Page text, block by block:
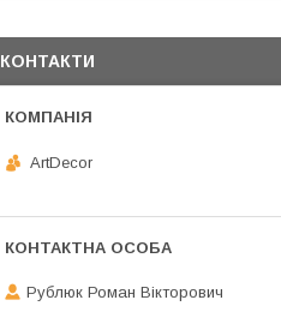
КОНТАКТИ
ArtDecor
Рублюк Роман Вікторович